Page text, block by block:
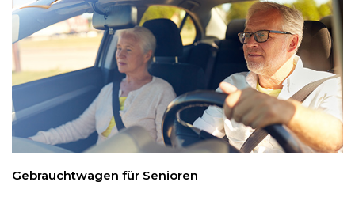
Gebrauchtwagen für Senioren